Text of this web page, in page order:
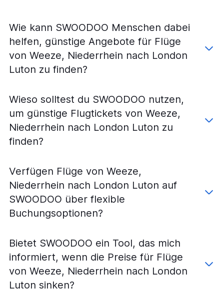
Wie kann SWOODOO Menschen dabei
helfen, günstige Angebote für Flüge
von Weeze, Niederrhein nach London
Luton zu finden?
Wieso solltest du SWOODOO nutzen,
um günstige Flugtickets von Weeze,
Niederrhein nach London Luton zu
finden?
Verfügen Flüge von Weeze,
Niederrhein nach London Luton auf
SWOODOO über flexible
Buchungsoptionen?
Bietet SWOODOO ein Tool, das mich
informiert, wenn die Preise für Flüge
von Weeze, Niederrhein nach London
Luton sinken?